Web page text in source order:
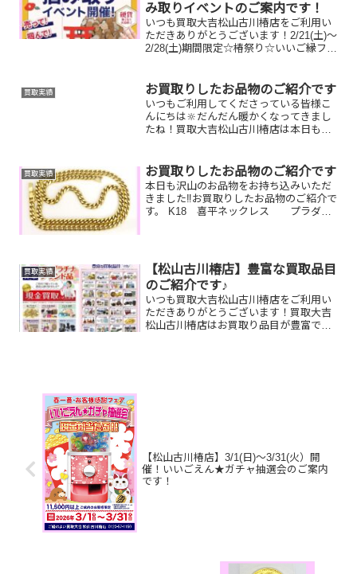
み取りイベントのご案内です！
いつも買取大吉松山古川椿店をご利用い
ただきありがとうございます！2/21(土)～
2/28(土)期間限定☆椿祭り☆いいご縁フェ
客様限定でご参加いただけます😌(金券
類...
買取実績 お買取りしたお品物のご紹介です
いつもご利用してくださっている皆様こ
んにちは🔆だんだん暖かくなってきまし
たね！買取大吉松山古川椿店は本日も元
品物はございませんか？そのお品物ぜ
ひ！買取大吉松山古川椿店...
買取実績 お買取りしたお品物のご紹介です
本日も沢山のお品物をお持ち込みいただ
きました‼️お買取りしたお品物のご紹介で
す。 K18 喜平ネックレス プラダ
だきますので是...
買取実績
【松山古川椿店】豊富な買取品目
のご紹介です♪
いつも買取大吉松山古川椿店をご利用い
ただきありがとうございます！買取大吉
松山古川椿店はお買取り品目が豊富で
【松山古川椿店】3/1(日)～3/31(火）開
催！いいごえん★ガチャ抽選会のご案内
です！